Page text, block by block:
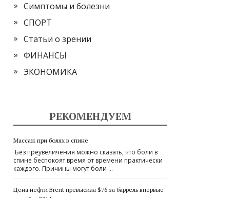
Симптомы и болезни
СПОРТ
Статьи о зрении
ФИНАНСЫ
ЭКОНОМИКА
РЕКОМЕНДУЕМ
Массаж при болях в спине
Без преувеличения можно сказать, что боли в
спине беспокоят время от времени практически
каждого. Причины могут боли …
Цена нефти Brent превысила $76 за баррель впервые